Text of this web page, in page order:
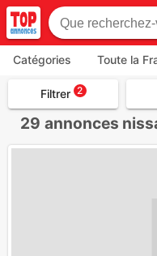
Catégories Toute la
Filtrer 2
29 annonces